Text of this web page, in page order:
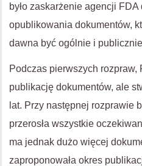
było zaskarżenie agencji
opublikowania dokumentów,
dawna być ogólnie i
Podczas pierwszych rozpraw,
publikację dokumentów, ale
lat. Przy następnej rozprawie
przerosła wszystkie
ma jednak dużo więcej
zaproponowała okres